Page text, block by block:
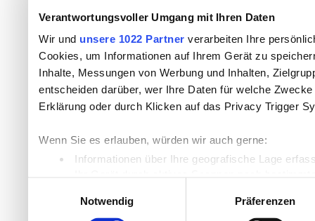
Verantwortungsvoller Umgang mit Ihren Daten
Wir und unsere 1022 Partner verarbeiten Ihre
Cookies, um Informationen auf Ihrem Gerät zu
Inhalte, Messungen von Werbung und Inhalten,
entscheiden darüber, wer Ihre Daten für welche
Erklärung oder durch Klicken auf das Privacy Trigger
Wenn Sie es erlauben, würden wir auch gerne:
Informationen über Ihre geografische Lage
Notwendig
Präferenzen